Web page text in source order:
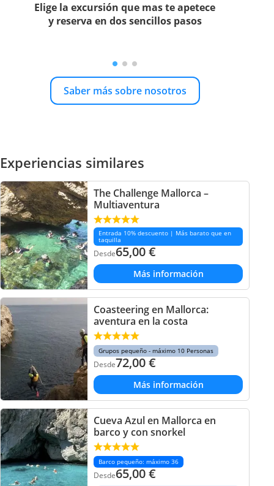
Elige la excursión que mas te apetece
y reserva en dos sencillos pasos
Saber más sobre nosotros
Experiencias similares
The Challenge Mallorca –
Multiaventura
Entrada 10% descuento | Más barato que en
taquilla
Desde65,00€
Más información
Coasteering en Mallorca:
aventura en la costa
Grupos pequeño - máximo 10 Personas
Desde72,00€
Más información
Cueva Azul en Mallorca en
barco y con snorkel
Barco pequeño: máximo 36
Desde65,00€